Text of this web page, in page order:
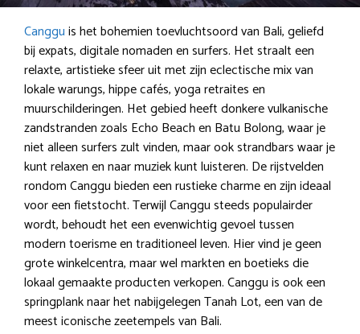
Cangguis het bohemien toevluchtsoord van Bali, geliefd
bij expats, digitale nomaden en surfers. Het straalt een
relaxte, artistieke sfeer uit met zijn eclectische mix van
lokale warungs, hippe cafés, yoga retraites en
muurschilderingen. Het gebied heeft donkere vulkanische
zandstranden zoals Echo Beach en Batu Bolong, waar je
niet alleen surfers zult vinden, maar ook strandbars waar je
kunt relaxen en naar muziek kunt luisteren. De rijstvelden
rondom Canggu bieden een rustieke charme en zijn ideaal
voor een fietstocht. Terwijl Canggu steeds populairder
wordt, behoudt het een evenwichtig gevoel tussen
modern toerisme en traditioneel leven. Hier vind je geen
grote winkelcentra, maar wel markten en boetieks die
lokaal gemaakte producten verkopen. Canggu is ook een
springplank naar het nabijgelegen Tanah Lot, een van de
meest iconische zeetempels van Bali.